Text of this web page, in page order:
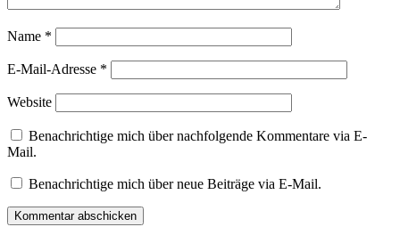
Name *
E-Mail-Adresse *
Website
Benachrichtige mich über nachfolgende Kommentare via E-
Mail.
Benachrichtige mich über neue Beiträge via E-Mail.